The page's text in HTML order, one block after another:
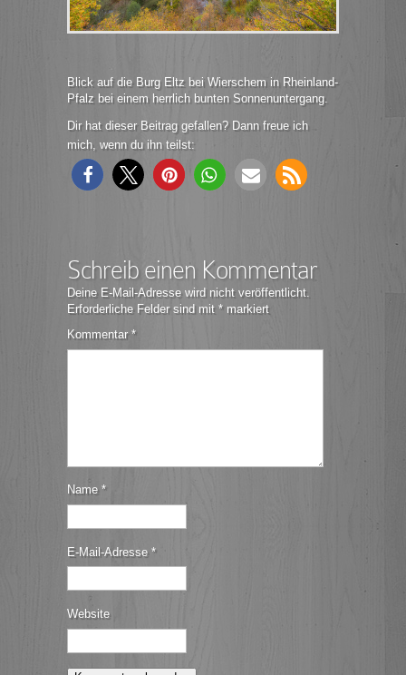
Blick auf die Burg Eltz bei Wierschem in Rheinland-
Pfalz bei einem herrlich bunten Sonnenuntergang.
Dir hat dieser Beitrag gefallen? Dann freue ich
mich, wenn du ihn teilst:
Schreib einen Kommentar
Deine E-Mail-Adresse wird nicht veröffentlicht.
Erforderliche Felder sind mit * markiert
Kommentar*
Name *
E-Mail-Adresse *
Website